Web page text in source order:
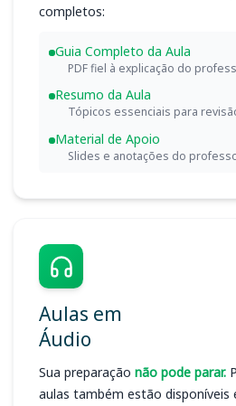
completos:
Guia Completo da Aula
PDF fiel à explicação do
Resumo da Aula
Tópicos essenciais para
Material de Apoio
Slides e anotações do
Aulas em
Áudio
Sua preparação não pode parar.
aulas também estão